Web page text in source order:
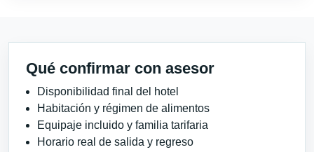
Qué confirmar con asesor
Disponibilidad final del hotel
Habitación y régimen de alimentos
Equipaje incluido y familia tarifaria
Horario real de salida y regreso